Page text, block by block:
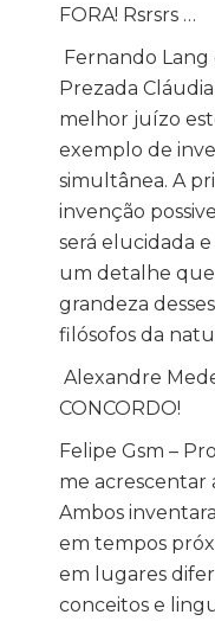
FORA! Rsrsrs …
Fernando Lang
Prezada
melhor juízo
exemplo de
simultânea. A
invenção
será elucidada
um detalhe que
grandeza
filósofos da
Alexandre
CONCORDO!
Felipe Gsm –
me acrescentar
Ambos
em tempos
em lugares
conceitos e